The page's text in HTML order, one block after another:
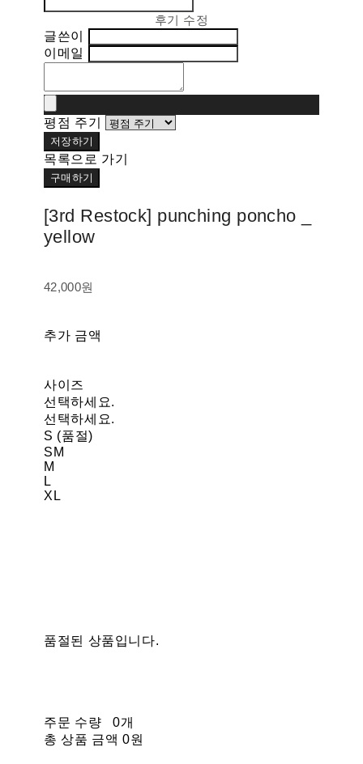
후기 수정
글쓴이
이메일
평점 주기
저장하기
목록으로 가기
구매하기
[3rd Restock] punching poncho _
yellow
42,000원
추가 금액
사이즈
선택하세요.
선택하세요.
S (품절)
SM
M
L
XL
품절된 상품입니다.
주문 수량
0개
총 상품 금액 0원